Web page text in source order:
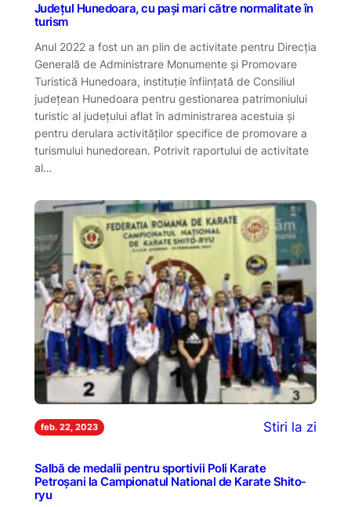
Județul Hunedoara, cu pași mari către normalitate în
turism
Anul 2022 a fost un an plin de activitate pentru Direcția
Generală de Administrare Monumente și Promovare
Turistică Hunedoara, instituție înființată de Consiliul
județean Hunedoara pentru gestionarea patrimoniului
turistic al județului aflat în administrarea acestuia și
pentru derulara activităților specifice de promovare a
turismului hunedorean. Potrivit raportului de activitate
al…
feb. 22, 2023 Stiri la zi
Salbă de medalii pentru sportivii Poli Karate
Petroșani la Campionatul National de Karate Shito-
ryu